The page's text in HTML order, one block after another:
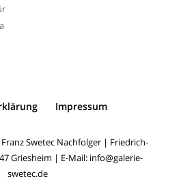
Impressum
Swetec Nachfolger | Friedrich-
Griesheim | E-Mail: info@galerie-
swetec.de